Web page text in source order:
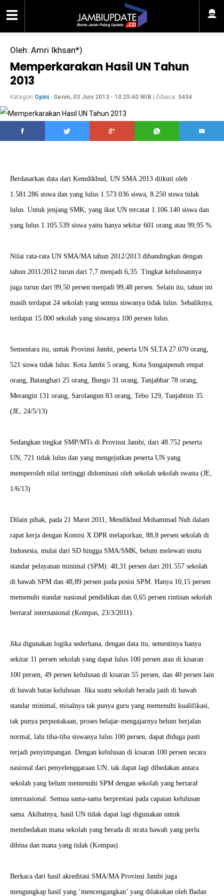
Oleh: Amri Ikhsan*)
Memperkarakan Hasil UN Tahun
2013
Kategori Opini - Senin, 03 Juni 2013 - 10:25:40 WIB | Dibaca: 5454
Berdasarkan data dari Kemdikbud, UN SMA 2013 diikuti oleh
1.581.286 siswa dan yang lulus 1.573.036 siswa, 8.250 siswa tidak
lulus. Untuk jenjang SMK, yang ikut UN tercatat 1.106.140 siswa dan
yang lulus 1.105.539 siswa yaitu hanya sekitar 601 orang atau 99,95 %.
Nilai rata-rata UN SMA/MA tahun 2012/2013 dibandingkan dengan
tahun 2011/2012 turun dari 7,7 menjadi 6,35. Tingkat kelulusannya
juga turun dari 99,50 persen menjadi 99,48 persen. Selain itu, tahun ini
masih terdapat 24 sekolah yang semua siswanya tidak lulus. Sebaliknya,
terdapat 15.000 sekolah yang siswanya 100 persen lulus.
Sementara itu, untuk Provinsi Jambi, peserta UN SLTA 27.070 orang,
521 siswa tidak lulus: Kota Jambi 5 orang, Kota Sungaipenuh empat
orang, Batanghari 25 orang, Bungo 31 orang, Tanjabbar 78 orang,
Merangin 131 orang, Sarolangun 83 orang, Tebo 129, Tanjabtim 35.
(JE, 24/5/13)
Sedangkan tingkat SMP/MTs di Provinsi Jambi, dari 48.752 peserta
UN, 721 tidak lulus dan yang mengejutkan peserta UN yang
memperoleh nilai tertinggi didominasi oleh sekolah sekolah swasta (JE,
1/6/13)
Dilain pihak, pada 21 Maret 2011, Mendikbud Mohammad Nuh dalam
rapat kerja dengan Komisi X DPR melaporkan, 88,8 persen sekolah di
Indonesia, mulai dari SD hingga SMA/SMK, belum melewati mutu
standar pelayanan minimal (SPM): 40,31 persen dari 201.557 sekolah
di bawah SPM dan 48,89 persen pada posisi SPM. Hanya 10,15 persen
memenuhi standar nasional pendidikan dan 0,65 persen rintisan sekolah
bertaraf internasional (Kompas, 23/3/2011).
Jika digunakan logika sederhana, dengan data itu, semestinya hanya
sekitar 11 persen sekolah yang dapat lulus 100 persen atau di kisaran
100 persen, 49 persen kelulusan di kisaran 55 persen, dan 40 persen lain
di bawah batas kelulusan. Jika suatu sekolah berada jauh di bawah
standar minimal, misalnya tak punya guru yang memenuhi kualifikasi,
tak punya perpustakaan, proses belajar-mengajarnya belum berjalan
normal, lalu tiba-tiba siswanya lulus 100 persen, dapat diduga pasti
terjadi penyimpangan. Dengan kelulusan di kisaran 100 persen secara
nasional dari penyelenggaraan UN, tak dapat lagi dibedakan antara
sekolah yang belum memenuhi SPM dengan sekolah yang bertaraf
internasional. Semua sama-sama berprestasi pada capaian kelulusan
sama. Akibatnya, hasil UN tidak dapat lagi digunakan untuk
membedakan mana sekolah yang berada di strata bawah yang perlu
dibina dan mana yang tidak (Kompas).
Berkaca dari hasil akreditasi SMA/MA Provinsi Jambi juga
mengungkap hasil yang ‘mencengangkan’ yang dilakukan oleh Badan